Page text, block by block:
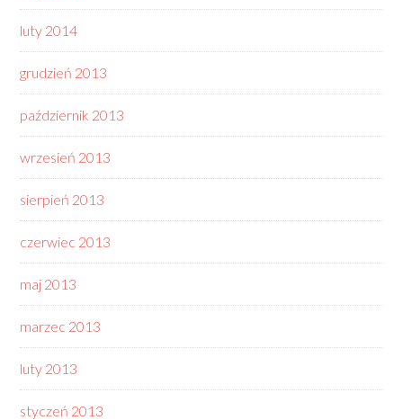
luty 2014
grudzień 2013
październik 2013
wrzesień 2013
sierpień 2013
czerwiec 2013
maj 2013
marzec 2013
luty 2013
styczeń 2013